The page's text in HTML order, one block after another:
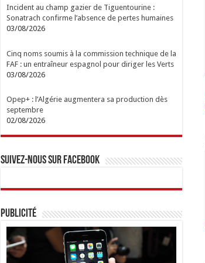
Incident au champ gazier de Tiguentourine :
Sonatrach confirme l’absence de pertes humaines
03/08/2026
Cinq noms soumis à la commission technique de la
FAF : un entraîneur espagnol pour diriger les Verts
03/08/2026
Opep+ : l’Algérie augmentera sa production dès
septembre
02/08/2026
Suivez-nous sur Facebook
Publicité